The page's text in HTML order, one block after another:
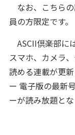
なお、こちら
員の方限定です。
ASCII倶楽部に
スマホ、カメラ
読める連載が更
ー 電子版の最新
ーが読み放題とな